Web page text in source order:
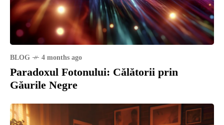
BLOG 4 months ago
Paradoxul Fotonului: Călătorii prin
Găurile Negre